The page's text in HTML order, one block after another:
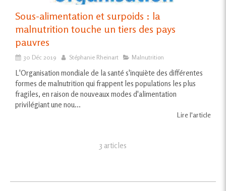
Sous-alimentation et surpoids : la
malnutrition touche un tiers des pays
pauvres
30 Déc 2019 Stéphanie Rheinart Malnutrition
L'Organisation mondiale de la santé s'inquiète des différentes
formes de malnutrition qui frappent les populations les plus
fragiles, en raison de nouveaux modes d'alimentation
privilégiant une nou...
Lire l'article
3 articles